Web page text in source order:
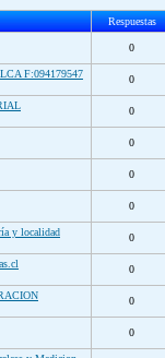
Respuestas
0
F:094179547
0
0
0
0
0
y localidad
0
0
0
0